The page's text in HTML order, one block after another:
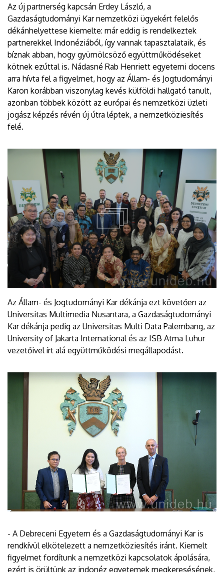
Az új partnerség kapcsán Erdey László, a
Gazdaságtudományi Kar nemzetközi ügyekért felelős
dékánhelyettese kiemelte: már eddig is rendelkeztek
partnerekkel Indonéziából, így vannak tapasztalataik, és
bíznak abban, hogy gyümölcsöző együttműködéseket
kötnek ezúttal is. Nádasné Rab Henriett egyetemi docens
arra hívta fel a figyelmet, hogy az Állam- és Jogtudományi
Karon korábban viszonylag kevés külföldi hallgató tanult,
azonban többek között az európai és nemzetközi üzleti
jogász képzés révén új útra léptek, a nemzetköziesítés
felé.
Az Állam- és Jogtudományi Kar dékánja ezt követően az
Universitas Multimedia Nusantara, a Gazdaságtudományi
Kar dékánja pedig az Universitas Multi Data Palembang, az
University of Jakarta International és az ISB Atma Luhur
vezetőivel írt alá együttműködési megállapodást.
- A Debreceni Egyetem és a Gazdaságtudományi Kar is
rendkívül elkötelezett a nemzetköziesítés iránt. Kiemelt
figyelmet fordítunk a nemzetközi kapcsolatok ápolására,
ezért is örültünk az indonéz egyetemek megkeresésének,